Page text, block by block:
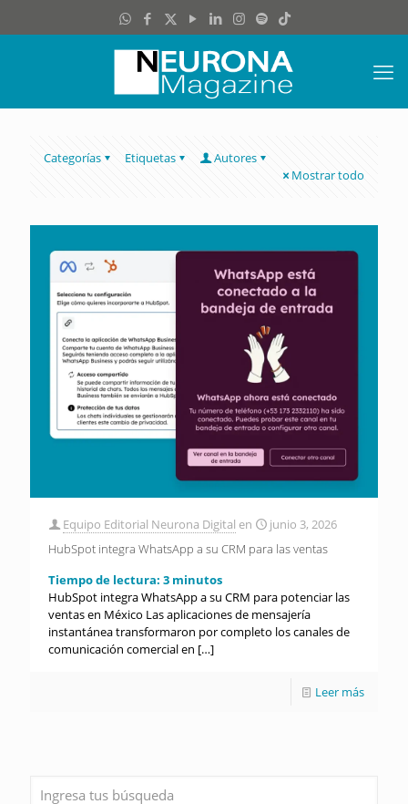
Categorías Etiquetas
Autores
Mostrar todo
Equipo Editorial Neurona Digital en
junio 3, 2026
HubSpot integra WhatsApp a su CRM para las ventas
Tiempo de lectura: 3 minutos
HubSpot integra WhatsApp a su CRM para potenciar las
ventas en México Las aplicaciones de mensajería
instantánea transformaron por completo los canales de
comunicación comercial en […]
Leer más